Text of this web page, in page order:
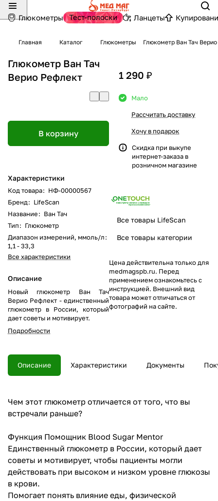
Глюкометры Тест-полоски Ланцеты
Главная Каталог Глюкометры Глюкометр Ван Тач
Глюкометр Ван Тач
Верио Рефлект
В корзину
Характеристики
Код товара: НФ-00000567
Бренд: LifeScan
Название: Ван Тач
Тип: Глюкометр
Диапазон измерений, ммоль/л:
1,1 - 33,3
Все характеристики
Описание
Новый глюкометр Ван Тач
Верио Рефлект - единственный
глюкометр в России, который
дает советы и мотивирует.
Подробности
1 290 ₽
Мало
Рассчитать доставку
Хочу в подарок
Скидка при выкупе
интернет-заказа в
розничном магазине
Все товары LifeScan
Все товары категории
Цена действительна только для
medmagspb.ru. Перед
применением ознакомьтесь с
инструкцией. Внешний вид
товара может отличаться от
фотографий на сайте.
Описание Характеристики Документы
Чем этот глюкометр отличается от того, что вы
встречали раньше?
Функция Помощник Blood Sugar Mentor
Единственный глюкометр в России, который дает
советы и мотивирует, чтобы пациенты могли
действовать при высоком и низком уровне глюкозы
в крови.
Помогает понять влияние еды, физической